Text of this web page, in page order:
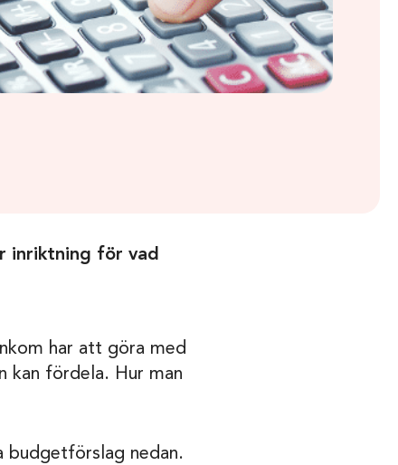
inriktning för vad
har att göra med
kan fördela. Hur man
budgetförslag nedan.